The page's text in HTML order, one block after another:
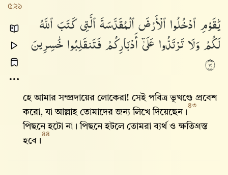
৫:২১
يَٰقَوْمِٱدْخُلُوا۟ٱلْأَرْضَٱلْمُقَدَّسَةَٱلَّتِىكَتَبَٱللَّهُ
لَكُمْوَلَاتَرْتَدُّوا۟عَلَىٰٓأَدْبَارِكُمْفَتَنقَلِبُوا۟خَٰسِرِينَ
٢١
হে আমার সম্প্রদায়ের লোকেরা! সেই পবিত্র ভূখণ্ডে প্রবেশ
করো, যা আল্লাহ‌ তোমাদের জন্য লিখে দিয়েছেন।
৪৩
পিছনে হটো না। পিছনে হটলে তোমরা ব্যর্থ ও ক্ষতিগ্রস্ত
হবে।
৪৪